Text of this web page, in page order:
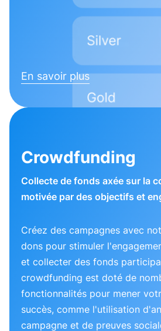
En savoir plus
Crowdfunding
Collecte de fonds axée sur la
motivée par des objectifs et
Créez des campagnes avec
dons pour stimuler
et collecter des fonds
crowdfunding est doté de
fonctionnalités pour mener
succès, comme l'utilisation
campagne et de preuves